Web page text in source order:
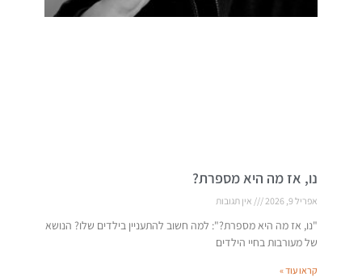
נו, אז מה היא מספרת?
אפריל 9, 2026 אין תגובות
"נו, אז מה היא מספרת?": למה חשוב להתעניין בילדים שלו? הנושא
של מעורבות בחיי הילדים
קראו עוד »